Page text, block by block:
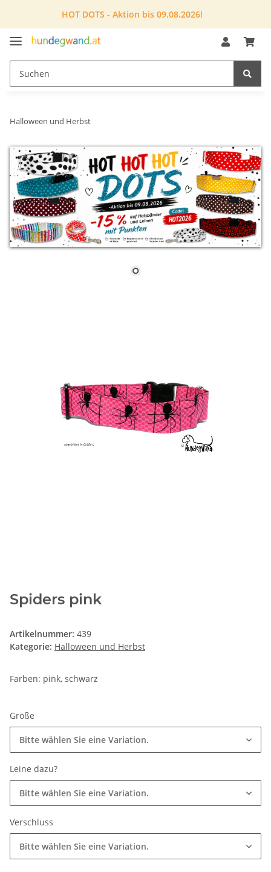
HOT DOTS - Aktion bis 09.08.2026!
Halloween und Herbst
Spiders pink
Artikelnummer: 439
Kategorie: Halloween und Herbst
Farben: pink, schwarz
Größe
Bitte wählen Sie eine Variation.
Leine dazu?
Bitte wählen Sie eine Variation.
Verschluss
Bitte wählen Sie eine Variation.